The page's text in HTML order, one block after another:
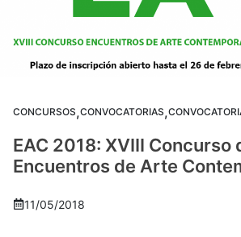
CONCURSOS,CONVOCATORIAS,
EAC 2018: XVIII Concurso
Encuentros de Arte
11/05/2018